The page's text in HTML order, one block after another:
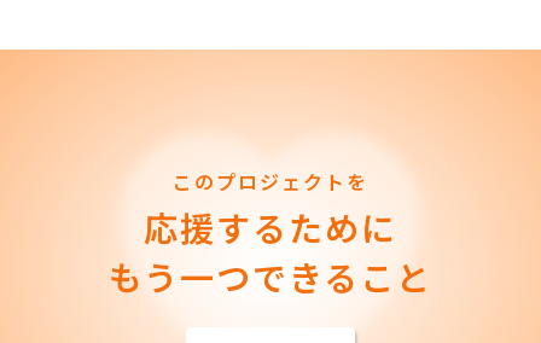
このプロジェクトを
応援するために
もう一つできること